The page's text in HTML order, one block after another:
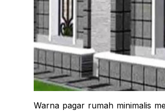
Warna pagar rumah minimalis